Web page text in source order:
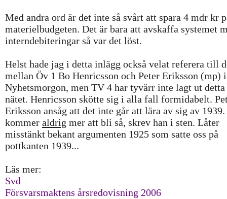
Med andra ord är det inte så svårt att spara 4 mdr kr
materielbudgeten. Det är bara att avskaffa systemet
interndebiteringar så var det löst.
Helst hade jag i detta inlägg också velat referera till
mellan Öv 1 Bo Henricsson och Peter Eriksson (mp) i
Nyhetsmorgon, men TV 4 har tyvärr inte lagt ut detta
nätet. Henricsson skötte sig i alla fall formidabelt.
Eriksson ansåg att det inte går att lära av sig av
kommer aldrig mer att bli så, skrev han i sten. Låter
misstänkt bekant argumenten 1925 som satte oss på
pottkanten 1939...
Läs mer:
Svd
Försvarsmaktens årsredovisning 2006